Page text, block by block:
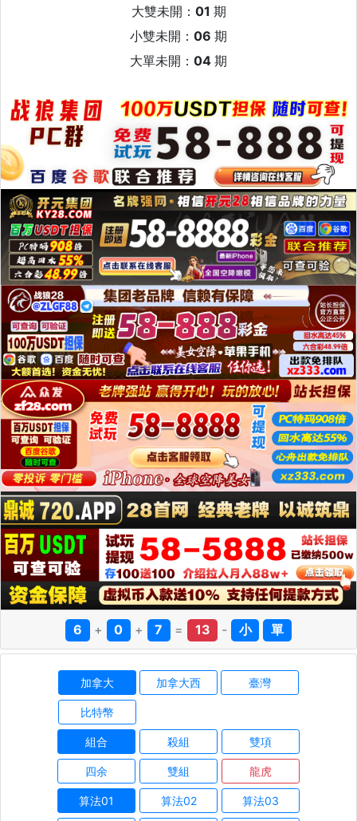
大雙未開： 01 期
小雙未開： 06 期
大單未開： 04 期
6 + 0 + 7 = 13 - 小 單
加拿大 加拿大西 臺灣
比特幣
組合 殺組 雙項
四余 雙組 龍虎
算法01 算法02 算法03